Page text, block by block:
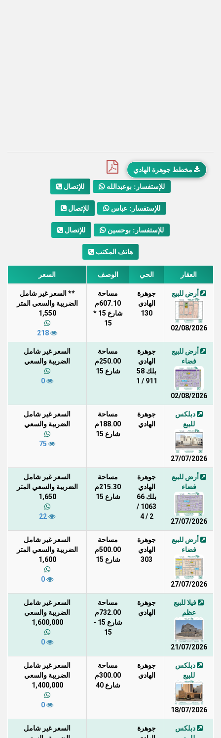
مخطط جوهرة الهادي
للإتصال للإستفسار: بوعبدالله
للإتصال للإستفسار: عباس
للإتصال للإستفسار: بوحسين
هاتف المكتب
العقار الحي الوصف السعر
أرض للبيع
02/08/2026
جوهرة
الهادي
130
مساحة
607.10م
شارع 15 *
15
** السعر غير شامل
الضريبة والسعي المتر
1,550
أرض للبيع
فضاء
02/08/2026
جوهرة
الهادي
بلك 58
911 / 1
مساحة
250.00م
شارع 15
السعر غير شامل
الضريبة والسعي
دبلكس
للبيع
27/07/2026
جوهرة
الهادي
مساحة
188.00م
شارع 15
السعر غير شامل
الضريبة والسعي
أرض للبيع
فضاء
27/07/2026
جوهرة
الهادي
بلك 66
1063 /
2 / 4
مساحة
215.30م
شارع 15
السعر غير شامل
الضريبة والسعي المتر
1,650
أرض للبيع
فضاء
27/07/2026
جوهرة
الهادي
303
مساحة
500.00م
شارع 15
السعر غير شامل
الضريبة والسعي المتر
1,600
فيلا للبيع
عظم
21/07/2026
جوهرة
الهادي
مساحة
732.00م
شارع 15 -
15
السعر غير شامل
الضريبة والسعي
1,600,000
دبلكس
للبيع
18/07/2026
جوهرة
الهادي
مساحة
300.00م
شارع 40
السعر غير شامل
الضريبة والسعي
1,400,000
دبلكس
جوهرة
السعر غير شامل